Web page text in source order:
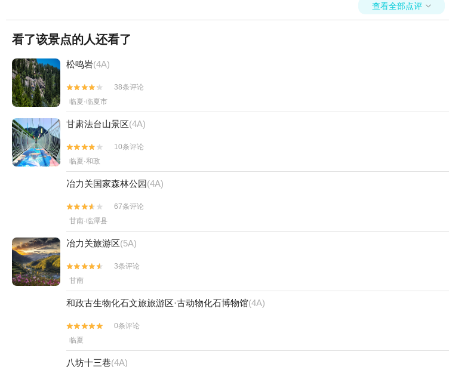
查看全部点评 
看了该景点的人还看了
松鸣岩(4A)


38条评论
临夏·临夏市
甘肃法台山景区(4A)


10条评论
临夏·和政
冶力关国家森林公园(4A)


67条评论
甘南·临潭县
冶力关旅游区(5A)


3条评论
甘南
和政古生物化石文旅旅游区·古动物化石博物馆(4A)


0条评论
临夏
八坊十三巷(4A)